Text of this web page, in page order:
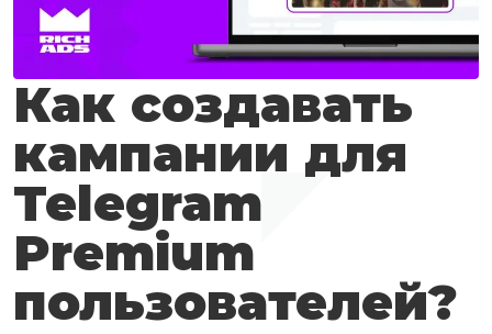
Как создавать
кампании для
Telegram
Premium
пользователей?